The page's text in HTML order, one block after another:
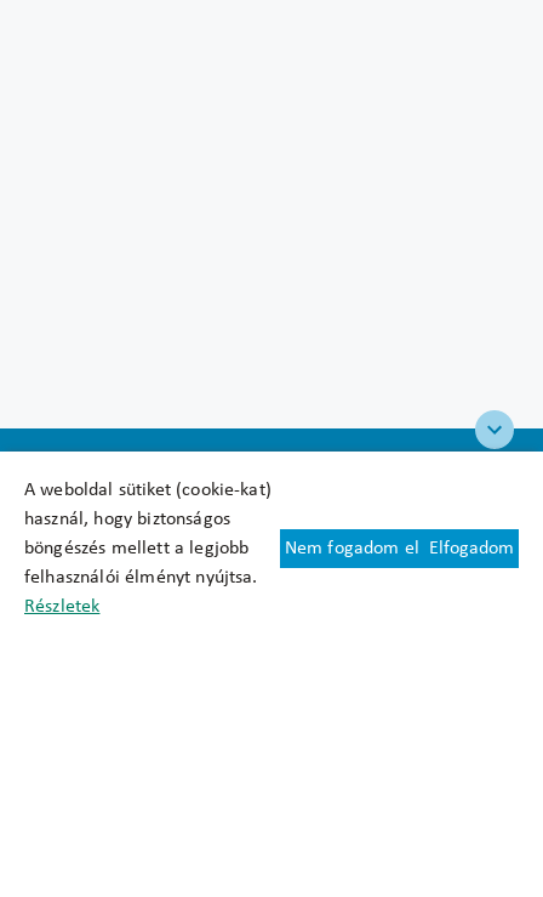
A weboldal sütiket (cookie-kat)
használ, hogy biztonságos
böngészés mellett a legjobb
felhasználói élményt nyújtsa.
Részletek
Nem fogadom el Elfogadom
Felhasználási feltételek